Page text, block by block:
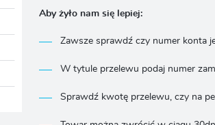
Aby żyło nam się lepiej:
Zawsze sprawdź czy numer konta
W tytule przelewu podaj numer
Sprawdź kwotę przelewu, czy na